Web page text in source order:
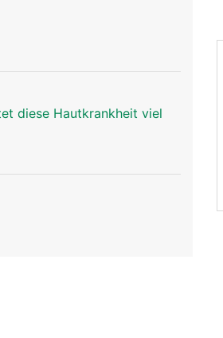
diese Hautkrankheit viel